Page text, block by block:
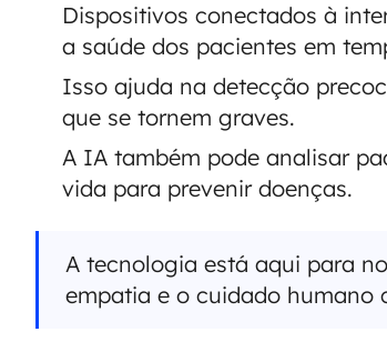
Dispositivos conectados à
a saúde dos pacientes em
Isso ajuda na detecção
que se tornem graves.
A IA também pode analisar
vida para prevenir doenças.
A tecnologia está aqui para
empatia e o cuidado humano